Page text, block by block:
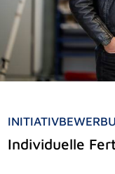
Individuelle